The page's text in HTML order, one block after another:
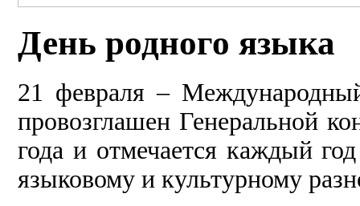
День родного языка
21 февраля –
провозглашен Генеральной
года и отмечается каждый
языковому и культурному